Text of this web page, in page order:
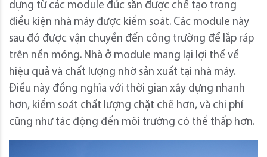
dựng từ các module đúc sẵn được chế tạo trong
điều kiện nhà máy được kiểm soát. Các module này
sau đó được vận chuyển đến công trường để lắp ráp
trên nền móng. Nhà ở module mang lại lợi thế về
hiệu quả và chất lượng nhờ sản xuất tại nhà máy.
Điều này đồng nghĩa với thời gian xây dựng nhanh
hơn, kiểm soát chất lượng chặt chẽ hơn, và chi phí
cũng như tác động đến môi trường có thể thấp hơn.